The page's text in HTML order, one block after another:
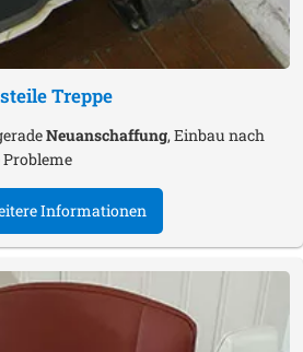
Treppe
Neuanschaffung, Einbau nach
Informationen